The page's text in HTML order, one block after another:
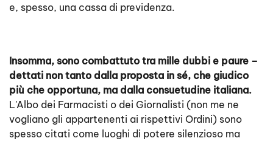
e, spesso, una cassa di previdenza.
Insomma, sono combattuto tra mille dubbi e paure –
dettati non tanto dalla proposta in sé, che giudico
più che opportuna, ma dalla consuetudine italiana.
L'Albo dei Farmacisti o dei Giornalisti (non me ne
vogliano gli appartenenti ai rispettivi Ordini) sono
spesso citati come luoghi di potere silenzioso ma